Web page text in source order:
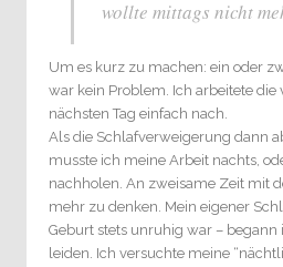
wollte mittags nicht
Um es kurz zu machen: ein oder
war kein Problem. Ich arbeitete die
nächsten Tag einfach nach.
Als die Schlafverweigerung dann
musste ich meine Arbeit nachts,
nachholen. An zweisame Zeit mit
mehr zu denken. Mein eigener
Geburt stets unruhig war –
leiden. Ich versuchte meine